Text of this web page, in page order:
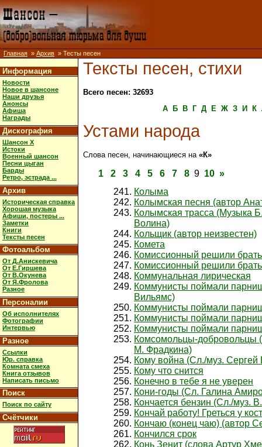
Главная » Архив » Тесты песен
Информация
Новости
Новое в шансоне
Наши друзья
Анонсы
Афиша
Награды
Дискография
Шансон X
Истоки
Военный шансон
Песни цыган
Барды
Ретро, эстрада ...
Архив
Историческая справка
Хорошая музыка
Афиши, постеры ...
Заметки
Книги
Тексты песен
Фотоальбом
От Д.Анискевича
От Е.Гиршева
От В.Окунева
От Я.Фролова
Разное
Персоналии
Об исполнителях
Фотографии
Интервью
Разное
Ссылки
Юр. справка
Комната смеха
Книга отзывов
Написать письмо
Поиск
Поиск по сайту
Счётчики
Тексты песен, стихи
Всего песен: 32693
А
Б В Г Д Е Ж З И К
Устами народа
Слова песен, начинающиеся на «К»
1 2 3 4 5 6 7 8 9 10 »
Колыма
Колымская песня (автор
Колымская трасса (Музыка
Волина)
Кольщик (автор неизвестен)
Комета
Комиссионный решили брать
Комиссионный решили
Коммунальная лирическая
Коммунисты поймали
Вильямс)
Коммунисты поймали
Коммунисты поймали
Коммунисты поймали
Комсомольцы-добровольцы
М. Фрадкина)
Кому война (Сл./муз. Сергей
Кому что снится
Конечно в тебе я не уверен
Кони-годы (Сл. Галина
Кончается бензин (Сл./муз.
Кончай работу! Греться у
Кончаю (конец чаю) (автор
Кончился срок
Конь Зенит (слова Артур